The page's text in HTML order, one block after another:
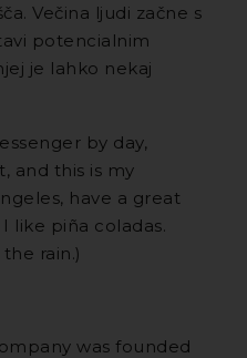
Večina ljudi začne s
potencialnim
je lahko nekaj
by day,
and this is my
have a great
like piña coladas.
rain.)
was founded